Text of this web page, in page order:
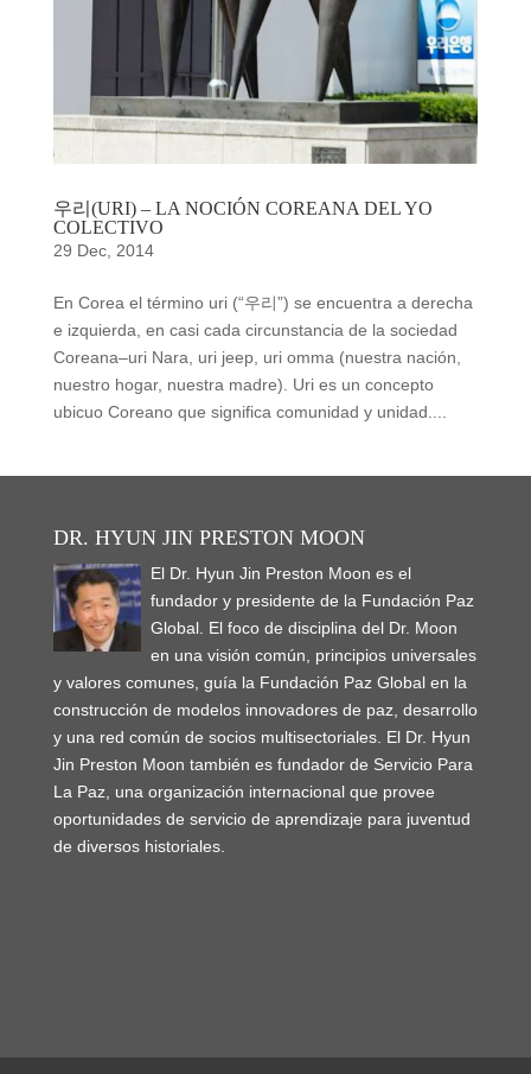
우리(URI) – LA NOCIÓN COREANA DEL YO
COLECTIVO
29 Dec, 2014
En Corea el término uri (“우리”) se encuentra a derecha
e izquierda, en casi cada circunstancia de la sociedad
Coreana–uri Nara, uri jeep, uri omma (nuestra nación,
nuestro hogar, nuestra madre). Uri es un concepto
ubicuo Coreano que significa comunidad y unidad....
DR. HYUN JIN PRESTON MOON
El Dr. Hyun Jin Preston Moon es el
fundador y presidente de la Fundación Paz
Global. El foco de disciplina del Dr. Moon
en una visión común, principios universales
y valores comunes, guía la Fundación Paz Global en la
construcción de modelos innovadores de paz, desarrollo
y una red común de socios multisectoriales. El Dr. Hyun
Jin Preston Moon también es fundador de Servicio Para
La Paz, una organización internacional que provee
oportunidades de servicio de aprendizaje para juventud
de diversos historiales.